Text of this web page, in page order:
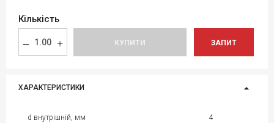
Кількість
КУПИТИ ЗАПИТ
ХАРАКТЕРИСТИКИ
d внутрішній, мм 4